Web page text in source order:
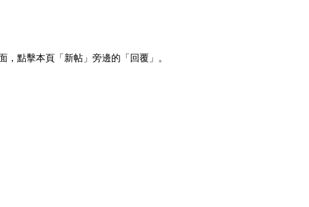
點擊本頁「新帖」旁邊的「回覆」。